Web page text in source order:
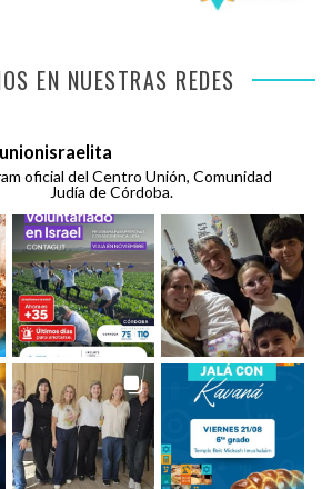
EN NUESTRAS REDES
oficial del Centro Unión, Comunidad
Judía de Córdoba.